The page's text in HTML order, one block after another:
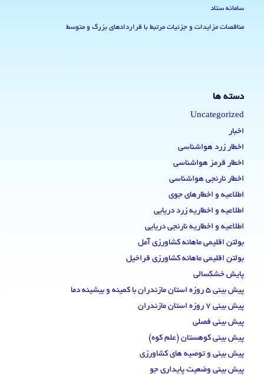
سامانه ستاد
مناقصات مزایدات و جزئیات مرتبط با قراردادهای بزرگ و متوسط
دسته ها
Uncategorized
اخبار
اخطار زرد هواشناسی
اخطار قرمز هواشناسی
اخطار نارنجی هواشناسی
اطلاعیه و اخطارهای جوی
اطلاعیه و اخطاریه زرد دریایی
اطلاعیه و اخطاریه نارنجی دریایی
بولتن اقلیمی ماهانه کشاورزی آمل
بولتن اقلیمی ماهانه کشاورزی قراخیل
پایش خشکسالی
پیش بینی 5 روزه استان مازندران با کمینه و بیشینه دما
پیش بینی 7 روزه استان مازندران
پیش بینی فصلی
پیش بینی کوهستان (علم کوه)
پیش بینی و توصیه های کشاورزی
پیش بینی وضعیت پایداری جو